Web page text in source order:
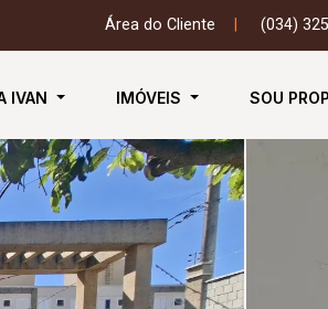
Área do Cliente (034)
IVAN IMÓVEIS SOU